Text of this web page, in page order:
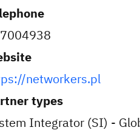
networkers.pl
types
Integrator (SI) -